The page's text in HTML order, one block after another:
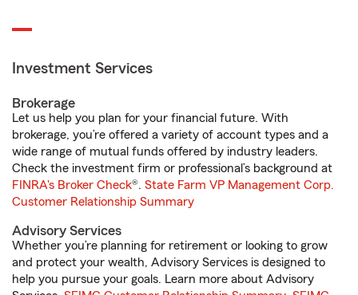
Investment Services
Brokerage
Let us help you plan for your financial future. With
brokerage, you’re offered a variety of account types and a
wide range of mutual funds offered by industry leaders.
Check the investment firm or professional’s background at
FINRA's Broker Check®. State Farm VP Management Corp.
Customer Relationship Summary
Advisory Services
Whether you’re planning for retirement or looking to grow
and protect your wealth, Advisory Services is designed to
help you pursue your goals. Learn more about Advisory